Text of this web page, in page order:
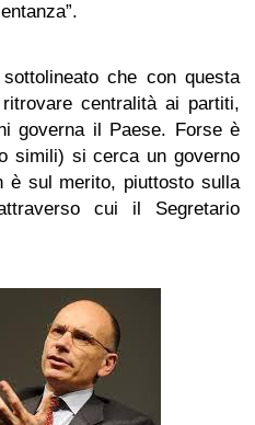
che con questa
centralità ai partiti,
governa il Paese. Forse è
simili) si cerca un governo
è sul merito, piuttosto sulla
cui il Segretario